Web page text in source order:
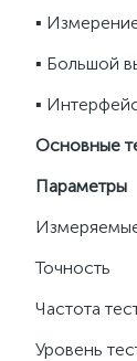
▪
▪ Большой
▪
Основные
Параметры
Точность
Частота
Уровень